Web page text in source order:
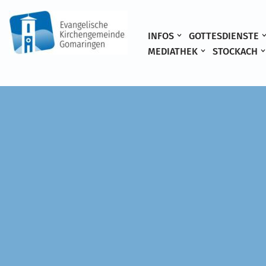
Zum
Inhalt
INFOS
GOTTESDIENSTE
MEDIATHEK
STOCKACH